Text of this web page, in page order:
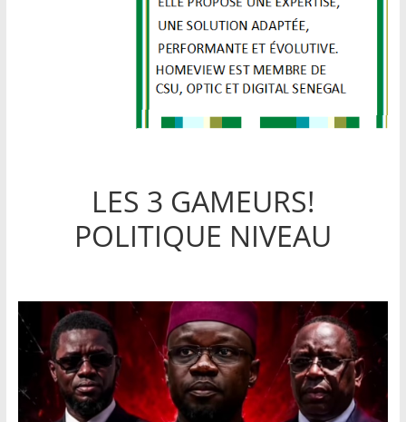
LES 3 GAMEURS!
POLITIQUE NIVEAU